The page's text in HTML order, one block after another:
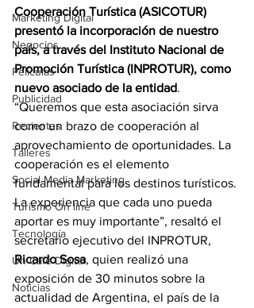
Marketing Digital
Negocios
Películas
Publicidad
Recientes
Talleres
Social Media Marketing
Turismo On line
Tecnología
Un Café Digital
Noticias
Cooperación Turística (ASICOTUR)
presentó la incorporación de nuestro
país, a través del Instituto Nacional de
Promoción Turística (INPROTUR), como
nuevo asociado de la entidad.
“Queremos que esta asociación sirva
como un brazo de cooperación al
aprovechamiento de oportunidades. La
cooperación es el elemento
fundamental para los destinos turísticos.
La experiencia que cada uno pueda
aportar es muy importante”, resaltó el
secretario ejecutivo del INPROTUR,
Ricardo Sosa, quien realizó una
exposición de 30 minutos sobre la
actualidad de Argentina, el país de la